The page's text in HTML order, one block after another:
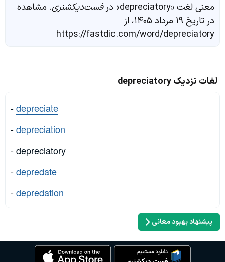
معنی لغت «depreciatory» در فست‌دیکشنری. مشاهده
در تاریخ ۱۹ مرداد ۱۴۰۵، از
https://fastdic.com/word/depreciatory
لغات نزدیک depreciatory
-depreciate
-depreciation
- depreciatory
-depredate
-depredation
پیشنهاد بهبود معانی